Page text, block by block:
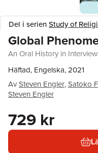
Del i serienStudy of
Global
An Oral History in
Häftad, Engelska, 2021
AvSteven Engler,Satoko
Steven Engler
729 kr